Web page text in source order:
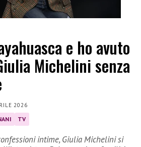
e ho avuto
Michelini senza
2026
TV
intime, Giulia Michelini si